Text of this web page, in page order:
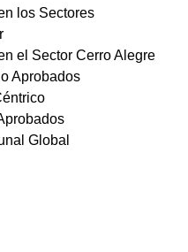
los Sectores
el Sector Cerro Alegre
Aprobados
Global